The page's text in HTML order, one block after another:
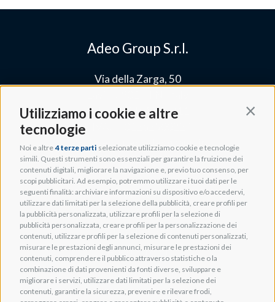
Utilizziamo i cookie e altre
tecnologie
Noi e altre 4 terze parti selezionate utilizziamo cookie e tecnologie
simili. Questi strumenti sono essenziali per garantire la fruizione dei
contenuti digitali, migliorare la navigazione e, previo tuo consenso, per
scopi pubblicitari. Ad esempio, potremmo utilizzare i tuoi dati per le
seguenti finalità: archiviare informazioni su dispositivo e/o accedervi,
utilizzare dati limitati per la selezione della pubblicità, creare profili per
la pubblicità personalizzata, utilizzare profili per la selezione di
pubblicità personalizzata, creare profili per la personalizzazione dei
contenuti, utilizzare profili per la selezione di contenuti personalizzati,
misurare le prestazioni degli annunci, misurare le prestazioni dei
contenuti, comprendere il pubblico attraverso statistiche o la
combinazione di dati provenienti da fonti diverse, sviluppare e
migliorare i servizi, utilizzare dati limitati per la selezione dei
contenuti, garantire la sicurezza, prevenire e rilevare frodi,
Adeo Group S.r.l.
Via della Zarga, 50
Tel: +39 0461 248211
P.IVA: IT01262500224
PEC: pec@pec.adeogroup.it
SDI: T04ZHR3
info@adeogroup.it
Adeo ProAV
Adeo HomeAV
Adeo Screen
Screen Research